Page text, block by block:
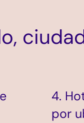
4.
por